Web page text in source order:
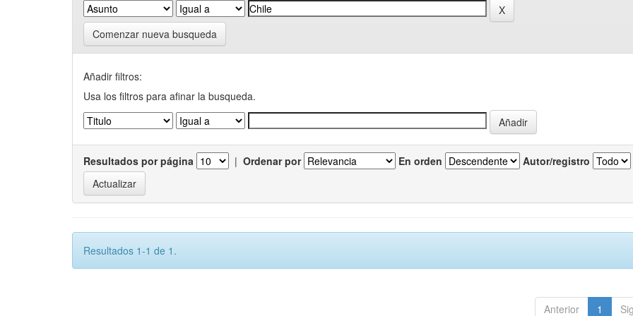
Comenzar nueva busqueda
Añadir filtros:
Usa los filtros para afinar la busqueda.
Resultados por página | Ordenar por En orden Autor/registro
Resultados 1-1 de 1.
Anterior 1